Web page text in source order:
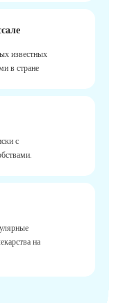
известных
в стране
с
на